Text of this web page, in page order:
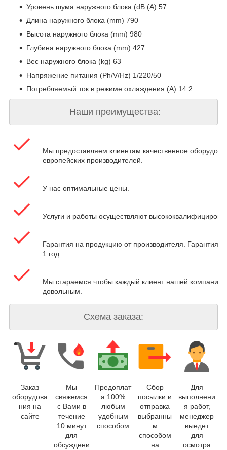
Уровень шума наружного блока (dB (A) 57
Длина наружного блока (mm) 790
Высота наружного блока (mm) 980
Глубина наружного блока (mm) 427
Вес наружного блока (kg) 63
Напряжение питания (Ph/V/Hz) 1/220/50
Потребляемый ток в режиме охлаждения (A) 14.2
Наши преимущества:
Мы предоставляем клиентам качественное
европейских производителей.
У нас оптимальные цены.
Услуги и работы осуществляют
Гарантия на продукцию от производителя. Гарантия
1 год.
Мы стараемся чтобы каждый клиент нашей компании
довольным.
Схема заказа:
Заказ
оборудова
ния на
сайте
Мы
свяжемся
с Вами в
течение
10 минут
для
обсуждени
Предоплат
а 100%
любым
удобным
способом
Сбор
посылки и
отправка
выбранны
м
способом
на
Для
выполнени
я работ,
менеджер
выедет
для
осмотра